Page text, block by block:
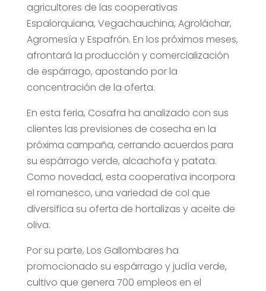
agricultores de las cooperativas
Espalorquiana, Vegachauchina, Agroláchar,
Agromesía y Espafrón. En los próximos meses,
afrontará la producción y comercialización
de espárrago, apostando por la
concentración de la oferta.
En esta feria, Cosafra ha analizado con sus
clientes las previsiones de cosecha en la
próxima campaña, cerrando acuerdos para
su espárrago verde, alcachofa y patata.
Como novedad, esta cooperativa incorpora
el romanesco, una variedad de col que
diversifica su oferta de hortalizas y aceite de
oliva.
Por su parte, Los Gallombares ha
promocionado su espárrago y judía verde,
cultivo que genera 700 empleos en el